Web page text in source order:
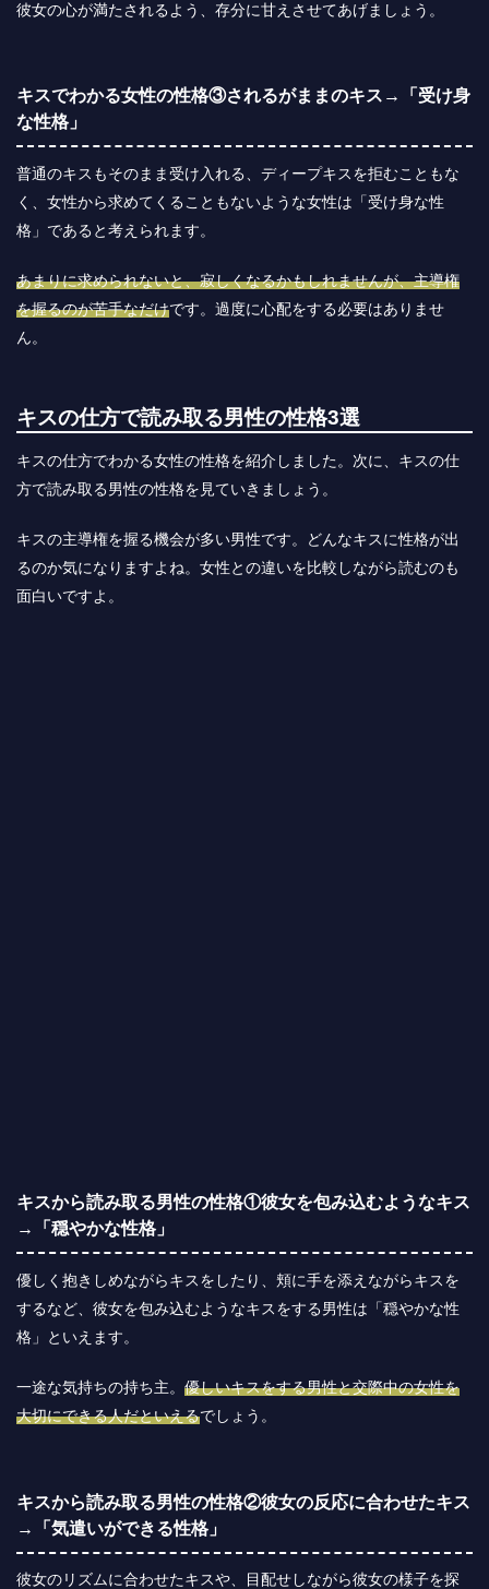
彼女の心が満たされるよう、存分に甘えさせてあげましょう。
キスでわかる女性の性格③されるがままのキス→「受け身
な性格」
普通のキスもそのまま受け入れる、ディープキスを拒むこともな
く、女性から求めてくることもないような女性は「受け身な性
格」であると考えられます。
あまりに求められないと、寂しくなるかもしれませんが、主導権
を握るのが苦手なだけです。過度に心配をする必要はありませ
ん。
キスの仕方で読み取る男性の性格3選
キスの仕方でわかる女性の性格を紹介しました。次に、キスの仕
方で読み取る男性の性格を見ていきましょう。
キスの主導権を握る機会が多い男性です。どんなキスに性格が出
るのか気になりますよね。女性との違いを比較しながら読むのも
面白いですよ。
キスから読み取る男性の性格①彼女を包み込むようなキス
→「穏やかな性格」
優しく抱きしめながらキスをしたり、頬に手を添えながらキスを
するなど、彼女を包み込むようなキスをする男性は「穏やかな性
格」といえます。
一途な気持ちの持ち主。 優しいキスをする男性と交際中の女性を
大切にできる人だといえるでしょう。
キスから読み取る男性の性格②彼女の反応に合わせたキス
→「気遣いができる性格」
彼女のリズムに合わせたキスや、目配せしながら彼女の様子を探